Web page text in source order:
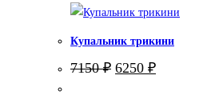
Купальник трикини
7150₽ Первоначальная
цена
6250 ₽Текущая
цена: